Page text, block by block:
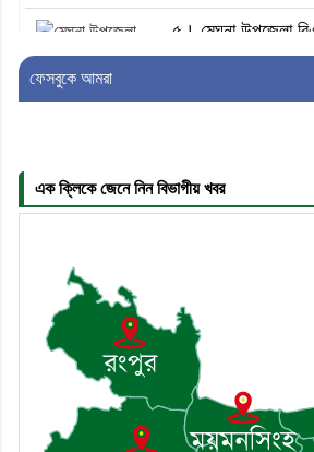
৫। মেঘনা উপজেলা
সচিব হলেন সালাউদ্দিন
৮। দাউদকান্দিতে মুচি
নিলেন ড. খন্দকার
ফেসবুকে আমরা
এক ক্লিকে জেনে নিন বিভাগীয় খবর